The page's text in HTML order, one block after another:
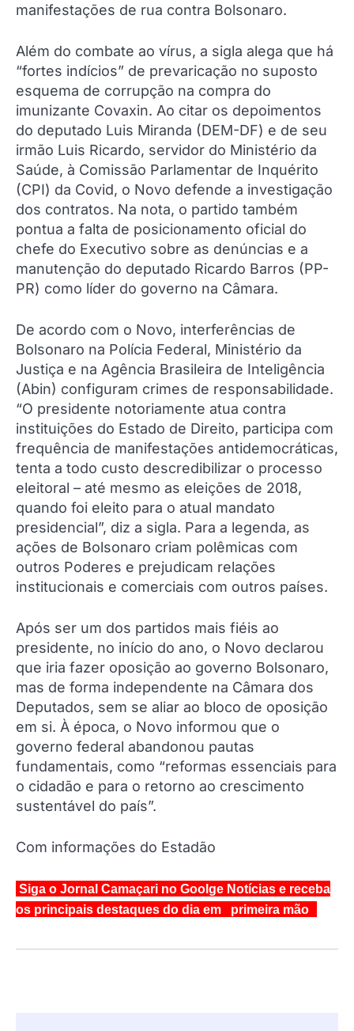
manifestações de rua contra Bolsonaro.
Além do combate ao vírus, a sigla alega que há
“fortes indícios” de prevaricação no suposto
esquema de corrupção na compra do
imunizante Covaxin. Ao citar os depoimentos
do deputado Luis Miranda (DEM-DF) e de seu
irmão Luis Ricardo, servidor do Ministério da
Saúde, à Comissão Parlamentar de Inquérito
(CPI) da Covid, o Novo defende a investigação
dos contratos. Na nota, o partido também
pontua a falta de posicionamento oficial do
chefe do Executivo sobre as denúncias e a
manutenção do deputado Ricardo Barros (PP-
PR) como líder do governo na Câmara.
De acordo com o Novo, interferências de
Bolsonaro na Polícia Federal, Ministério da
Justiça e na Agência Brasileira de Inteligência
(Abin) configuram crimes de responsabilidade.
“O presidente notoriamente atua contra
instituições do Estado de Direito, participa com
frequência de manifestações antidemocráticas,
tenta a todo custo descredibilizar o processo
eleitoral – até mesmo as eleições de 2018,
quando foi eleito para o atual mandato
presidencial”, diz a sigla. Para a legenda, as
ações de Bolsonaro criam polêmicas com
outros Poderes e prejudicam relações
institucionais e comerciais com outros países.
Após ser um dos partidos mais fiéis ao
presidente, no início do ano, o Novo declarou
que iria fazer oposição ao governo Bolsonaro,
mas de forma independente na Câmara dos
Deputados, sem se aliar ao bloco de oposição
em si. À época, o Novo informou que o
governo federal abandonou pautas
fundamentais, como “reformas essenciais para
o cidadão e para o retorno ao crescimento
sustentável do país”.
Com informações do Estadão
Siga o Jornal Camaçari no Goolge Notícias e receba
os principais destaques do dia em primeira mão